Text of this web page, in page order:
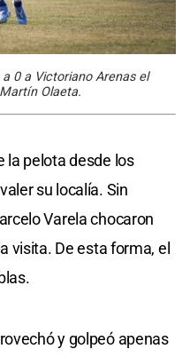
0 a Victoriano Arenas el
Olaeta.
la pelota desde los
su localía. Sin
Varela chocaron
visita. De esta forma, el
y golpeó apenas